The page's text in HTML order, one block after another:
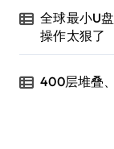
全球最小U
操作太狠了
400层堆叠